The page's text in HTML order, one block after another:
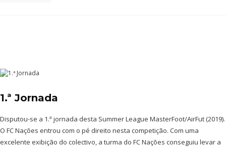
1.ª Jornada
Disputou-se a 1.ª jornada desta Summer League MasterFoot/AirFut (2019).
O FC Nações entrou com o pé direito nesta competição. Com uma
excelente exibição do colectivo, a turma do FC Nações conseguiu levar a